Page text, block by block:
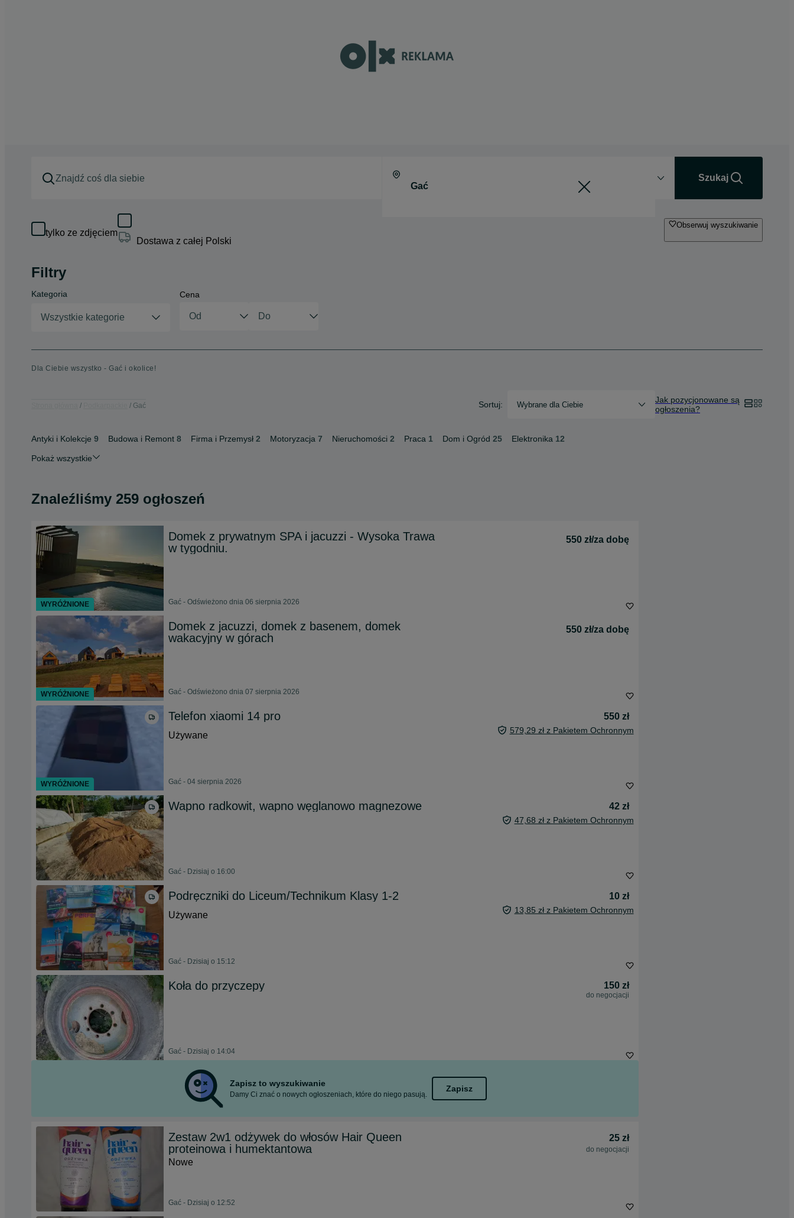
Szukaj
tylko ze zdjęciem
Dostawa z całej Polski
Obserwuj wyszukiwanie
Filtry
Kategoria
Wszystkie kategorie
Cena
Dla Ciebie wszystko - Gać i okolice!
Gać Sortuj: Wybrane dla Ciebie
Jak pozycjonowane są
ogłoszenia?
Antyki i Kolekcje 9 Budowa i Remont 8 Firma i Przemysł 2 Motoryzacja 7 Nieruchomości 2 Praca 1 Dom i Ogród 25 Elektronika 12
Pokaż wszystkie
Znaleźliśmy 259 ogłoszeń
Domek z prywatnym SPA i jacuzzi - Wysoka Trawa
w tygodniu.
550 zł/za dobę
Gać - Odświeżono dnia 06 sierpnia 2026
Domek z jacuzzi, domek z basenem, domek
wakacyjny w górach
550 zł/za dobę
Gać - Odświeżono dnia 07 sierpnia 2026
Telefon xiaomi 14 pro
550 zł
Używane
579,29 zł z Pakietem Ochronnym
Gać - 04 sierpnia 2026
Wapno radkowit, wapno węglanowo magnezowe 42 zł
47,68 zł z Pakietem Ochronnym
Gać - Dzisiaj o 16:00
Podręczniki do Liceum/Technikum Klasy 1-2
10 zł
Używane
13,85 zł z Pakietem Ochronnym
Gać - Dzisiaj o 15:12
Koła do przyczepy 150 zł
do negocjacji
Gać - Dzisiaj o 14:04
Zapisz to wyszukiwanie
Damy Ci znać o nowych ogłoszeniach, które do niego pasują.
Zapisz
Zestaw 2w1 odżywek do włosów Hair Queen
proteinowa i humektantowa
25 zł
do negocjacji
Nowe
Gać - Dzisiaj o 12:52
WYRÓŻNIONE
WYRÓŻNIONE
WYRÓŻNIONE